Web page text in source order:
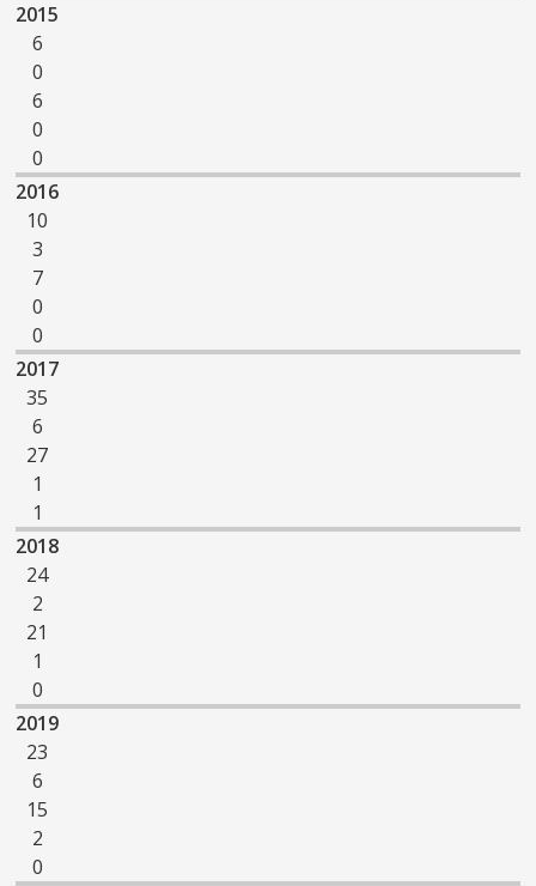
2015
6
0
6
0
0
2016
10
3
7
0
0
2017
35
6
27
1
1
2018
24
2
21
1
0
2019
23
6
15
2
0